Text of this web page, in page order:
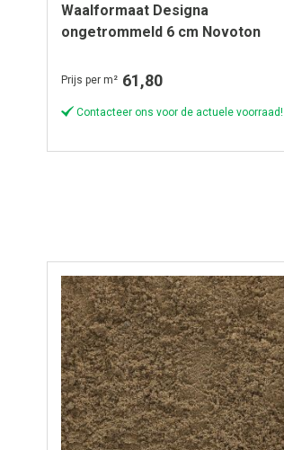
Waalformaat Designa
ongetrommeld 6 cm Novoton
Prijs per m² 61,80
Contacteer ons voor de actuele voorraad!